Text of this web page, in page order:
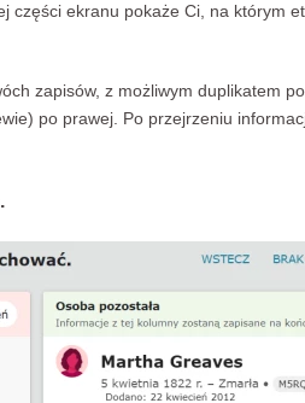
części ekranu pokaże Ci, na którym
zapisów, z możliwym duplikatem
po prawej. Po przejrzeniu